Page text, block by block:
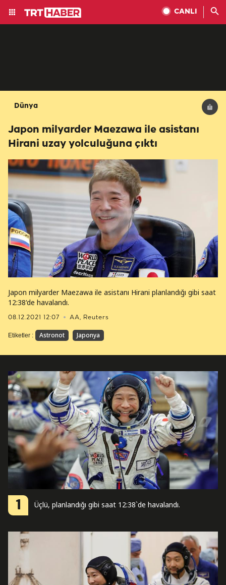
CANLI
Dünya
Japon milyarder Maezawa ile asistanı
Hirani uzay yolculuğuna çıktı
08.12.2021 12:07 AA, Reuters
Japon milyarder Maezawa ile asistanı Hirani planlandığı gibi saat
12:38'de havalandı.
Etiketler : Astronot Japonya
1 Üçlü, planlandığı gibi saat 12:38`de havalandı.